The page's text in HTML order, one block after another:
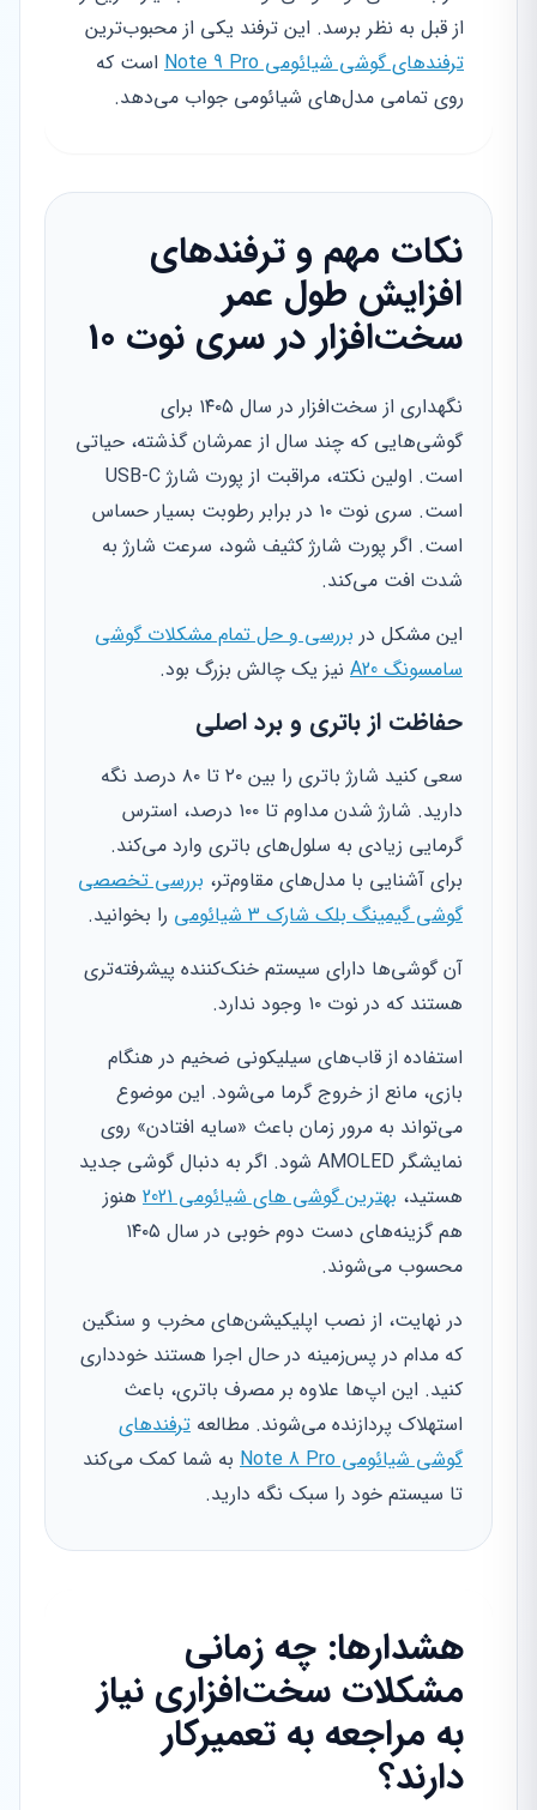
از قبل به نظر برسد. این ترفند یکی از محبوب‌ترین
ترفندهای گوشی شیائومی Note 9 Pro
است که
روی تمامی مدل‌های شیائومی جواب می‌دهد.
نکات مهم و ترفندهای
افزایش طول عمر
سخت‌افزار در سری نوت 10
نگهداری از سخت‌افزار در سال ۱۴۰۵ برای
گوشی‌هایی که چند سال از عمرشان گذشته، حیاتی
است. اولین نکته، مراقبت از پورت شارژ USB-C
است. سری نوت ۱۰ در برابر رطوبت بسیار حساس
است. اگر پورت شارژ کثیف شود، سرعت شارژ به
شدت افت می‌کند.
این مشکل در بررسی و حل تمام مشکلات گوشی
سامسونگ A20
نیز یک چالش بزرگ بود.
حفاظت از باتری و برد اصلی
سعی کنید شارژ باتری را بین ۲۰ تا ۸۰ درصد نگه
دارید. شارژ شدن مداوم تا ۱۰۰ درصد، استرس
گرمایی زیادی به سلول‌های باتری وارد می‌کند.
برای آشنایی با مدل‌های مقاوم‌تر، بررسی تخصصی
گوشی گیمینگ بلک شارک 3 شیائومی
را بخوانید.
آن گوشی‌ها دارای سیستم خنک‌کننده پیشرفته‌تری
هستند که در نوت ۱۰ وجود ندارد.
استفاده از قاب‌های سیلیکونی ضخیم در هنگام
بازی، مانع از خروج گرما می‌شود. این موضوع
می‌تواند به مرور زمان باعث «سایه افتادن» روی
نمایشگر AMOLED شود. اگر به دنبال گوشی جدید
هستید، بهترین گوشی های شیائومی 2021
هنوز
هم گزینه‌های دست دوم خوبی در سال ۱۴۰۵
محسوب می‌شوند.
در نهایت، از نصب اپلیکیشن‌های مخرب و سنگین
که مدام در پس‌زمینه در حال اجرا هستند خودداری
کنید. این اپ‌ها علاوه بر مصرف باتری، باعث
استهلاک پردازنده می‌شوند. مطالعه ترفندهای
گوشی شیائومی Note 8 Pro
به شما کمک می‌کند
تا سیستم خود را سبک نگه دارید.
هشدارها: چه زمانی
مشکلات سخت‌افزاری نیاز
به مراجعه به تعمیرکار
دارند؟